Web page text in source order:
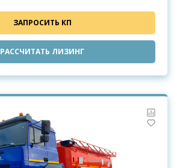
ЗАПРОСИТЬ КП
РАССЧИТАТЬ ЛИЗИНГ